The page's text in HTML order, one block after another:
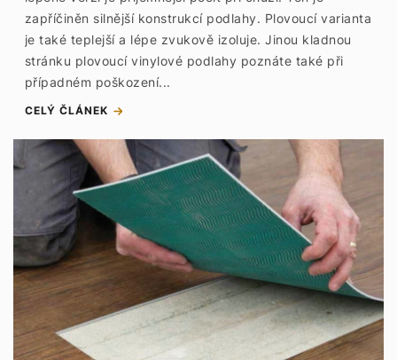
zapříčiněn silnější konstrukcí podlahy. Plovoucí varianta
je také teplejší a lépe zvukově izoluje. Jinou kladnou
stránku plovoucí vinylové podlahy poznáte také při
případném poškození...
CELÝ ČLÁNEK